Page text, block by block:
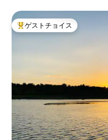
大好評のゲストチョイスです。
ゲストチョイス